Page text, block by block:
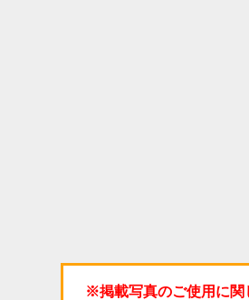
※掲載写真のご使用に関